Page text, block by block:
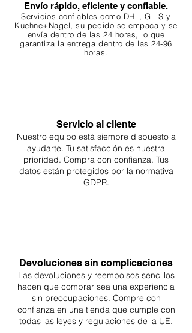
Envío rápido, eficiente y confiable.
Servicios confiables como DHL, G LS y
Kuehne+Nagel, su pedido se empaca y se
envía dentro de las 24 horas, lo que
garantiza la entrega dentro de las 24-96
horas.
Servicio al cliente
Nuestro equipo está siempre dispuesto a
ayudarte. Tu satisfacción es nuestra
prioridad. Compra con confianza. Tus
datos están protegidos por la normativa
GDPR.
Devoluciones sin complicaciones
Las devoluciones y reembolsos sencillos
hacen que comprar sea una experiencia
sin preocupaciones. Compre con
confianza en una tienda que cumple con
todas las leyes y regulaciones de la UE.